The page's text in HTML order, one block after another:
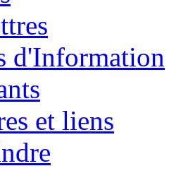
d'Information
et liens